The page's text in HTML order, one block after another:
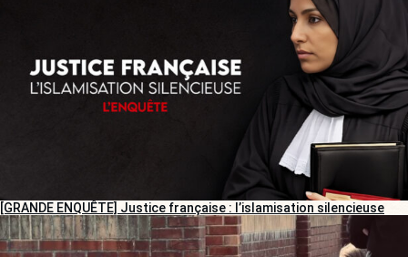
[GRANDE ENQUÊTE] Justice française : l’islamisation silencieuse